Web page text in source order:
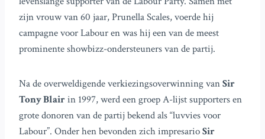
zijn vrouw van 60 jaar, Prunella Scales, voerde hij
campagne voor Labour en was hij een van de meest
prominente showbizz-ondersteuners van de partij.
Na de overweldigende verkiezingsoverwinning vanSir
Tony Blairin 1997, werd een groep A-lijst supporters en
grote donoren van de partij bekend als “luvvies voor
Labour”. Onder hen bevonden zich impresarioSir